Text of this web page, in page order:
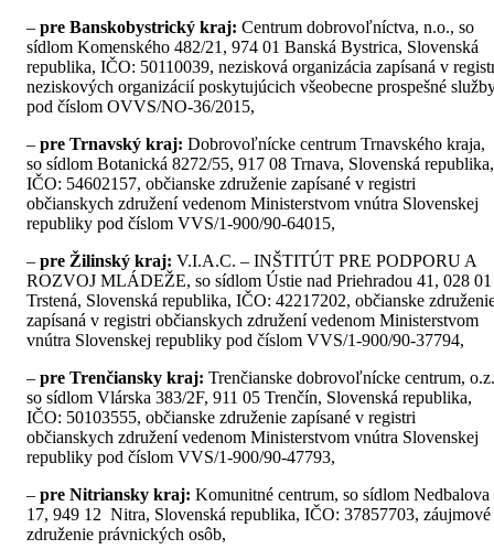
– pre Banskobystrický kraj: Centrum dobrovoľníctva, n.o., so
sídlom Komenského 482/21, 974 01 Banská Bystrica, Slovenská
republika, IČO: 50110039, nezisková organizácia zapísaná v
neziskových organizácií poskytujúcich všeobecne prospešné
pod číslom OVVS/NO-36/2015,
– pre Trnavský kraj: Dobrovoľnícke centrum Trnavského kraja,
so sídlom Botanická 8272/55, 917 08 Trnava, Slovenská republika,
IČO: 54602157, občianske združenie zapísané v registri
občianskych združení vedenom Ministerstvom vnútra Slovenskej
republiky pod číslom VVS/1-900/90-64015,
– pre Žilinský kraj: V.I.A.C. – INŠTITÚT PRE PODPORU A
ROZVOJ MLÁDEŽE, so sídlom Ústie nad Priehradou 41, 028 01
Trstená, Slovenská republika, IČO: 42217202, občianske
zapísaná v registri občianskych združení vedenom Ministerstvom
vnútra Slovenskej republiky pod číslom VVS/1-900/90-37794,
– pre Trenčiansky kraj: Trenčianske dobrovoľnícke centrum,
so sídlom Vlárska 383/2F, 911 05 Trenčín, Slovenská republika,
IČO: 50103555, občianske združenie zapísané v registri
občianskych združení vedenom Ministerstvom vnútra Slovenskej
republiky pod číslom VVS/1-900/90-47793,
– pre Nitriansky kraj: Komunitné centrum, so sídlom Nedbalova
17, 949 12 Nitra, Slovenská republika, IČO: 37857703, záujmové
združenie právnických osôb,